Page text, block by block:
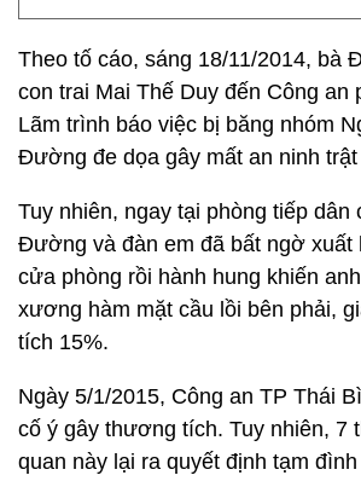
Theo tố cáo, sáng 18/11/2014, bà
con trai Mai Thế Duy đến Công an
Lãm trình báo việc bị băng nhóm
Đường đe dọa gây mất an ninh
Tuy nhiên, ngay tại phòng tiếp dân
Đường và đàn em đã bất ngờ xuất
cửa phòng rồi hành hung khiến
xương hàm mặt cầu lồi bên phải,
tích 15%.
Ngày 5/1/2015, Công an TP Thái
cố ý gây thương tích. Tuy nhiên, 7
quan này lại ra quyết định tạm